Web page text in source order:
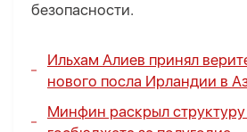
безопасности.
Ильхам Алиев принял
нового посла Ирландии в
Минфин раскрыл